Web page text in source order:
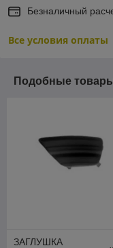
Безналичный
Все условия оплаты
Подобные
ЗАГЛУШКА